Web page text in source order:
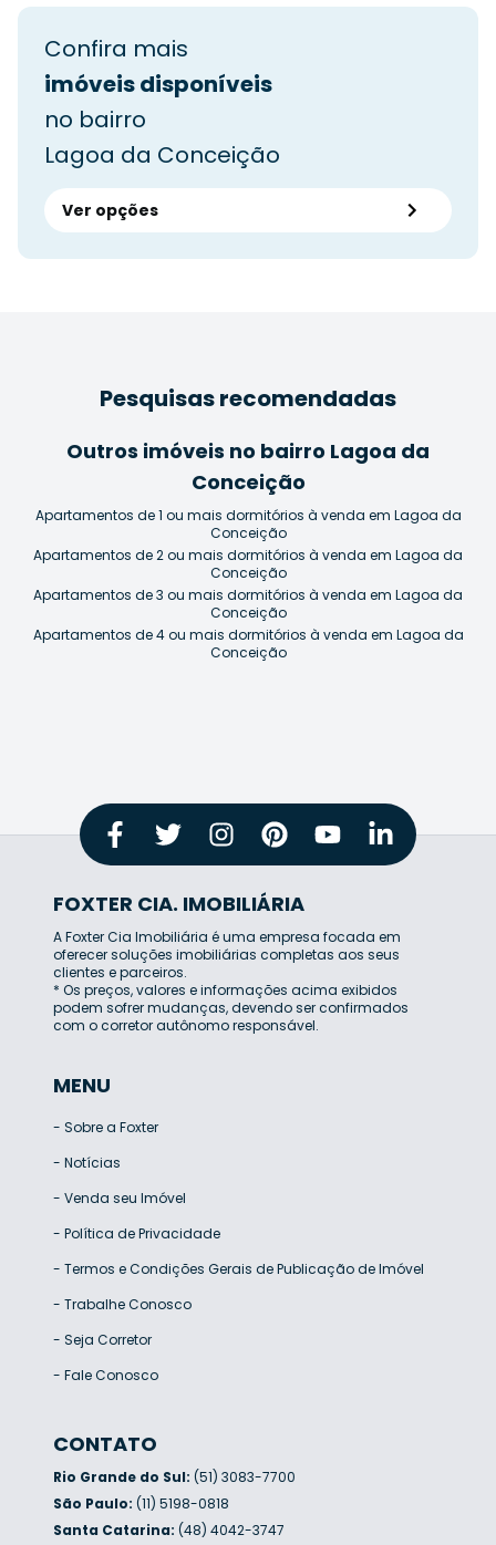
Confira mais
imóveis disponíveis
no bairro
Lagoa da Conceição
Ver opções
Pesquisas recomendadas
Outros imóveis no bairro Lagoa da
Conceição
Apartamentos de 1 ou mais dormitórios à venda em Lagoa da
Conceição
Apartamentos de 2 ou mais dormitórios à venda em Lagoa da
Conceição
Apartamentos de 3 ou mais dormitórios à venda em Lagoa da
Conceição
Apartamentos de 4 ou mais dormitórios à venda em Lagoa da
Conceição
FOXTER CIA. IMOBILIÁRIA
A Foxter Cia Imobiliária é uma empresa focada em
oferecer soluções imobiliárias completas aos seus
clientes e parceiros.
* Os preços, valores e informações acima exibidos
podem sofrer mudanças, devendo ser confirmados
com o corretor autônomo responsável.
MENU
- Sobre a Foxter
- Notícias
- Venda seu Imóvel
- Política de Privacidade
- Termos e Condições Gerais de Publicação de Imóvel
- Trabalhe Conosco
- Seja Corretor
- Fale Conosco
CONTATO
Rio Grande do Sul: (51) 3083-7700
São Paulo: (11) 5198-0818
Santa Catarina: (48) 4042-3747